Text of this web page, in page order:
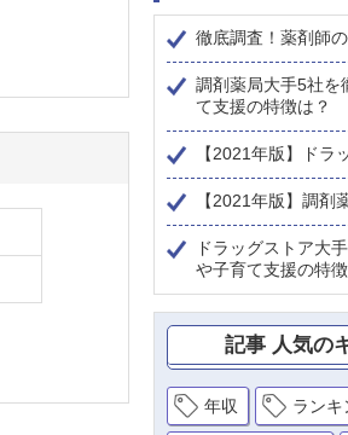
徹底調査！薬剤師
調剤薬局大手5社を
て支援の特徴は？
【2021年版】ドラ
【2021年版】調
ドラッグストア大
や子育て支援の特
記事 人気の
年収 ランキ